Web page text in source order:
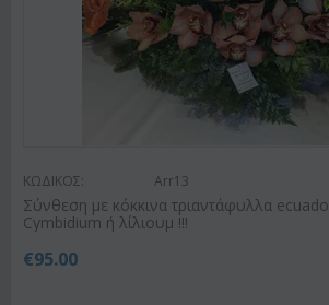
ΚΩΔΙΚΟΣ: Arr13
Σύνθεση με κόκκινα τριαντάφυλλα
Cymbidium ή λίλιουμ !!!
€95.00